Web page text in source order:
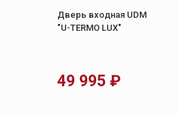
Дверь входная UDM
"U-TERMO LUX"
49 995₽